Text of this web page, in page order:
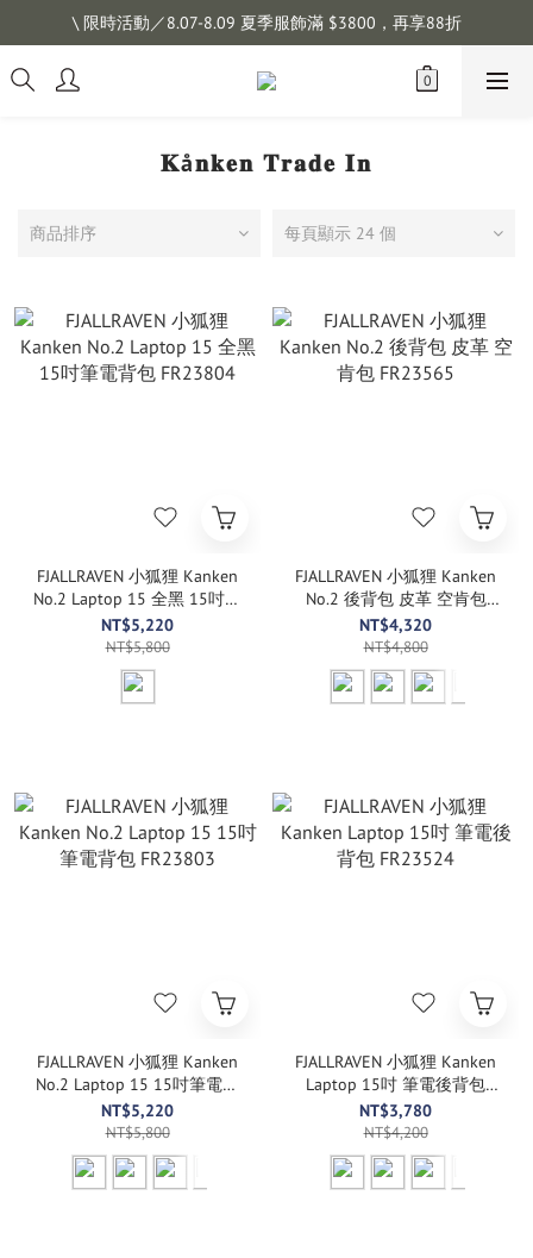
註冊會員拿購物金 $100，滿$1200免運
\ 限時活動／8.07-8.09 夏季服飾滿 $3800，再享88折
𝐊å𝐧𝐤𝐞𝐧 𝐓𝐫𝐚𝐝𝐞 𝐈𝐧
商品排序 每頁顯示 24 個
FJALLRAVEN 小狐狸 Kanken
No.2 Laptop 15 全黑 15吋筆
電背包 FR23804
NT$5,220
NT$5,800
FJALLRAVEN 小狐狸 Kanken
No.2 後背包 皮革 空肯包
FR23565
NT$4,320
NT$4,800
FJALLRAVEN 小狐狸 Kanken
No.2 Laptop 15 15吋筆電背
包 FR23803
NT$5,220
NT$5,800
FJALLRAVEN 小狐狸 Kanken
Laptop 15吋 筆電後背包
FR23524
NT$3,780
NT$4,200